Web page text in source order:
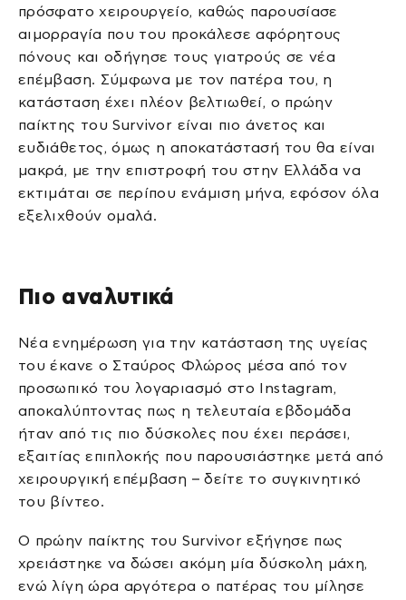
πρόσφατο χειρουργείο, καθώς παρουσίασε
αιμορραγία που του προκάλεσε αφόρητους
πόνους και οδήγησε τους γιατρούς σε νέα
επέμβαση. Σύμφωνα με τον πατέρα του, η
κατάσταση έχει πλέον βελτιωθεί, ο πρώην
παίκτης του Survivor είναι πιο άνετος και
ευδιάθετος, όμως η αποκατάστασή του θα είναι
μακρά, με την επιστροφή του στην Ελλάδα να
εκτιμάται σε περίπου ενάμιση μήνα, εφόσον όλα
εξελιχθούν ομαλά.
Πιο αναλυτικά
Νέα ενημέρωση για την κατάσταση της υγείας
του έκανε ο Σταύρος Φλώρος μέσα από τον
προσωπικό του λογαριασμό στο Instagram,
αποκαλύπτοντας πως η τελευταία εβδομάδα
ήταν από τις πιο δύσκολες που έχει περάσει,
εξαιτίας επιπλοκής που παρουσιάστηκε μετά από
χειρουργική επέμβαση – δείτε το συγκινητικό
του βίντεο.
Ο πρώην παίκτης του Survivor εξήγησε πως
χρειάστηκε να δώσει ακόμη μία δύσκολη μάχη,
ενώ λίγη ώρα αργότερα ο πατέρας του μίλησε